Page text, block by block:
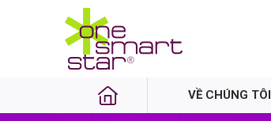
VỀ CHÚNG TÔI